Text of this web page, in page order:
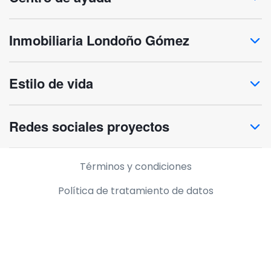
Inmobiliaria Londoño Gómez
Estilo de vida
Redes sociales proyectos
Información legal
Términos y condiciones
Política de tratamiento de datos